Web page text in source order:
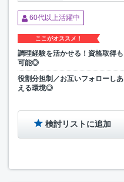
60代以上活躍中
ここがオススメ！
調理経験を活かせる！資格取得も
可能◎
役割分担制／お互いフォローしあ
える環境◎
検討リストに追加